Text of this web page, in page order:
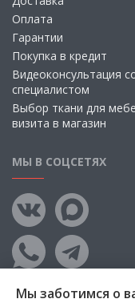
Оплата
Гарантии
Покупка в кредит
Видеоконсультация
специалистом
Выбор ткани для
визита в магазин
МЫ В СОЦСЕТЯХ
Мы заботимся о